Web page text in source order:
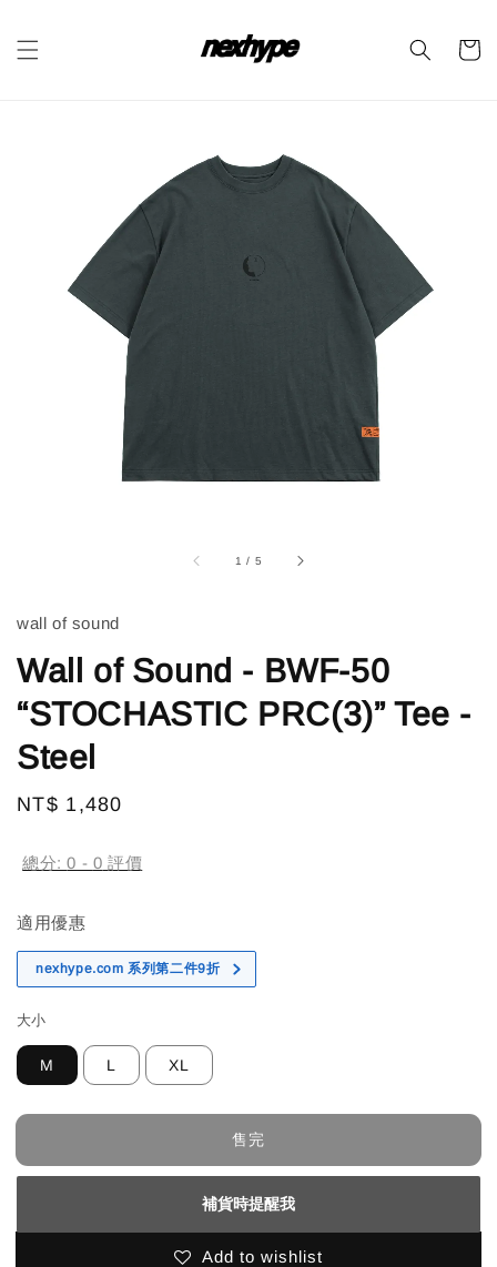
1 / 5
wall of sound
Wall of Sound - BWF-50
“STOCHASTIC PRC(3)” Tee -
Steel
Regular
NT$ 1,480
總分:0 - 0 評價
適用優惠
nexhype.com 系列第二件9折
大小
M L XL
售完
補貨時提醒我
Add to wishlist